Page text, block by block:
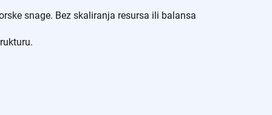
snage. Bez skaliranja resursa ili balansa